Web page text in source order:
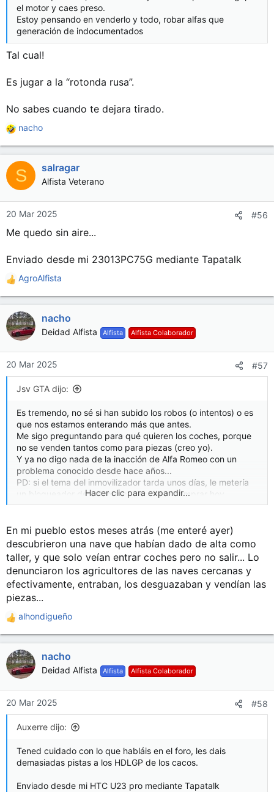
el motor y caes preso.
Estoy pensando en venderlo y todo, robar alfas que
generación de indocumentados
Tal cual!
Es jugar a la “rotonda rusa”.
No sabes cuando te dejara tirado.
R
e
a
c
c
o
n
s
nacho
S salragar
Alfista Veterano
20 Mar 2025 #56
Me quedo sin aire...
Enviado desde mi 23013PC75G mediante Tapatalk
R
e
a
c
c
o
n
e
AgroAlfista
nacho
Deidad Alfista Alfista Alfista Colaborador
20 Mar 2025 #57
Jsv GTA dijo:
Es tremendo, no sé si han subido los robos (o intentos) o es
que nos estamos enterando más que antes.
Me sigo preguntando para qué quieren los coches, porque
no se venden tantos como para piezas (creo yo).
Y ya no digo nada de la inacción de Alfa Romeo con un
problema conocido desde hace años...
PD: si el tema del inmovilizador tarda unos días, le metería
un bloqueador de volante que pudiese comprar hoy
mismo... O hasta me subiría a casa la batería
Hacer clic para expandir...
En mi pueblo estos meses atrás (me enteré ayer)
descubrieron una nave que habían dado de alta como
taller, y que solo veían entrar coches pero no salir... Lo
denunciaron los agricultores de las naves cercanas y
efectivamente, entraban, los desguazaban y vendían las
piezas...
R
e
a
c
c
o
n
e
alhondigueño
nacho
Deidad Alfista Alfista Alfista Colaborador
20 Mar 2025 #58
Auxerre dijo:
Tened cuidado con lo que habláis en el foro, les dais
demasiadas pistas a los HDLGP de los cacos.
Enviado desde mi HTC U23 pro mediante Tapatalk